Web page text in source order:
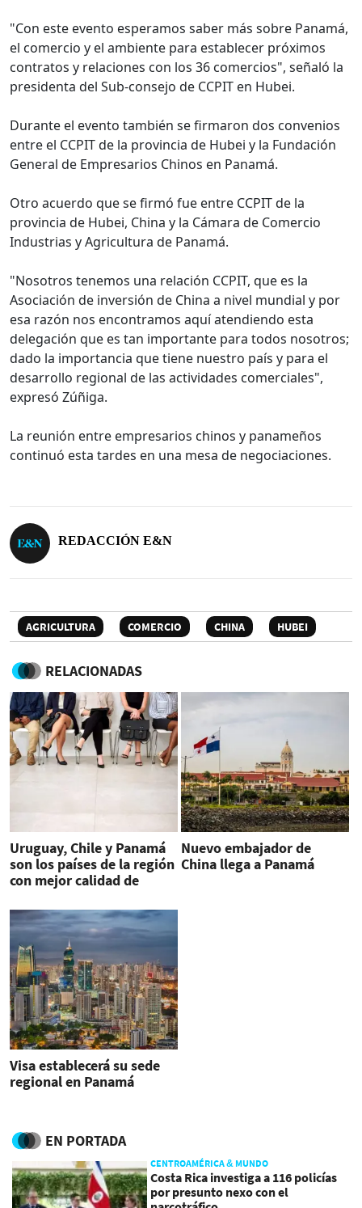
"Con este evento esperamos saber más sobre Panamá,
el comercio y el ambiente para establecer próximos
contratos y relaciones con los 36 comercios", señaló la
presidenta del Sub-consejo de CCPIT en Hubei.
Durante el evento también se firmaron dos convenios
entre el CCPIT de la provincia de Hubei y la Fundación
General de Empresarios Chinos en Panamá.
Otro acuerdo que se firmó fue entre CCPIT de la
provincia de Hubei, China y la Cámara de Comercio
Industrias y Agricultura de Panamá.
"Nosotros tenemos una relación CCPIT, que es la
Asociación de inversión de China a nivel mundial y por
esa razón nos encontramos aquí atendiendo esta
delegación que es tan importante para todos nosotros;
dado la importancia que tiene nuestro país y para el
desarrollo regional de las actividades comerciales",
expresó Zúñiga.
La reunión entre empresarios chinos y panameños
continuó esta tardes en una mesa de negociaciones.
REDACCIÓN E&N
AGRICULTURA COMERCIO CHINA HUBEI
RELACIONADAS
Uruguay, Chile y Panamá
son los países de la región
con mejor calidad de
Nuevo embajador de
China llega a Panamá
Visa establecerá su sede
regional en Panamá
EN PORTADA
CENTROAMÉRICA & MUNDO
Costa Rica investiga a 116 policías
por presunto nexo con el